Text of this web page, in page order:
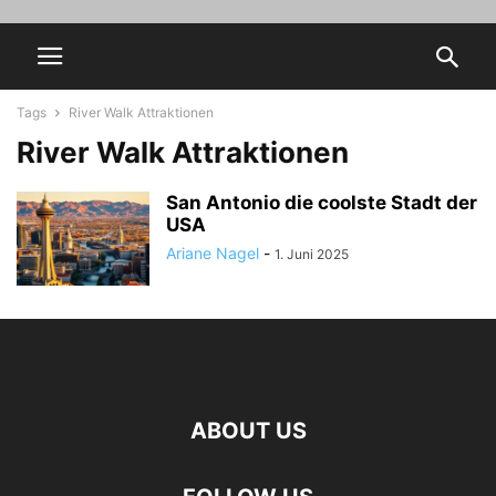
Tags River Walk Attraktionen
River Walk Attraktionen
San Antonio die coolste Stadt der
USA
Ariane Nagel - 1. Juni 2025
ABOUT US